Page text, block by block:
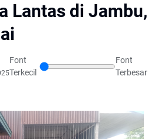
Lantas di Jambu,
Font
Terkecil
Font
Terbesar